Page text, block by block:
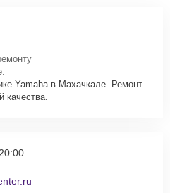
Yamaha в Махачкале. Ремонт
качества.